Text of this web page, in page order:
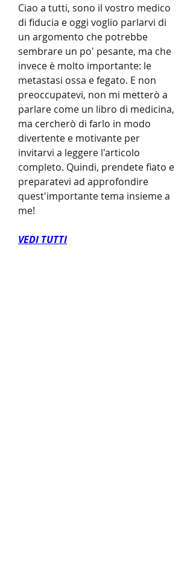
Ciao a tutti, sono il vostro medico
di fiducia e oggi voglio parlarvi di
un argomento che potrebbe
sembrare un po' pesante, ma che
invece è molto importante: le
metastasi ossa e fegato. E non
preoccupatevi, non mi metterò a
parlare come un libro di medicina,
ma cercherò di farlo in modo
divertente e motivante per
invitarvi a leggere l'articolo
completo. Quindi, prendete fiato e
preparatevi ad approfondire
quest'importante tema insieme a
me!
VEDI TUTTI